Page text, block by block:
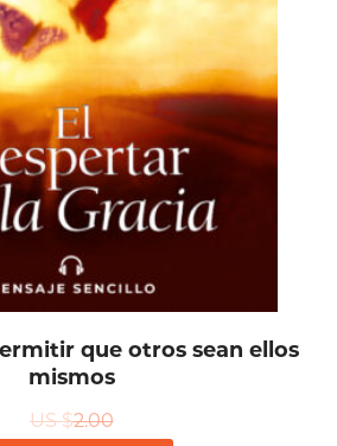
que otros sean ellos
mismos
US $2.00